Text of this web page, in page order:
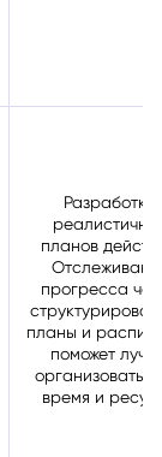
Разработка
планов
прогресса
планы и
поможет
организовать
время и